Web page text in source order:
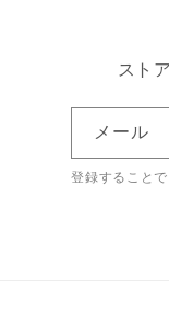
スト
メール
登録することで